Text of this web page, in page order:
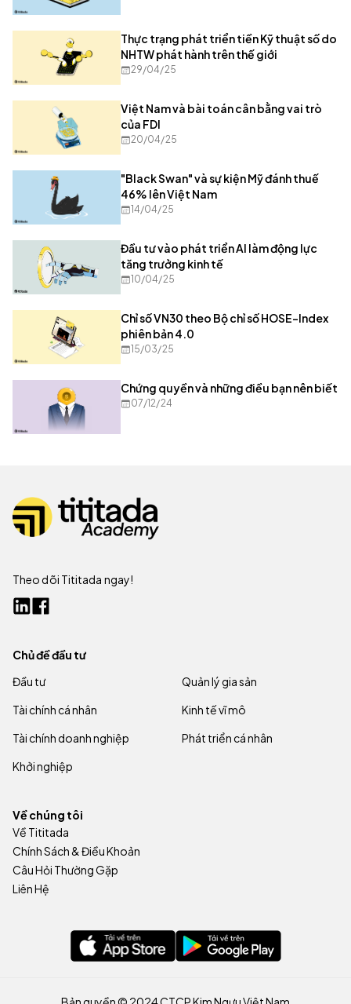
Thực trạng phát triển tiền Kỹ thuật số do
NHTW phát hành trên thế giới
29/04/25
Việt Nam và bài toán cân bằng vai trò
của FDI
20/04/25
"Black Swan" và sự kiện Mỹ đánh thuế
46% lên Việt Nam
14/04/25
Đầu tư vào phát triển AI làm động lực
tăng trưởng kinh tế
10/04/25
Chỉ số VN30 theo Bộ chỉ số HOSE-Index
phiên bản 4.0
15/03/25
Chứng quyền và những điều bạn nên biết
07/12/24
Theo dõi Tititada ngay!
Chủ đề đầu tư
Đầu tư
Quản lý gia sản
Tài chính cá nhân
Kinh tế vĩ mô
Tài chính doanh nghiệp
Phát triển cá nhân
Khởi nghiệp
Về chúng tôi
Về Tititada
Chính Sách & Điều Khoản
Câu Hỏi Thường Gặp
Liên Hệ